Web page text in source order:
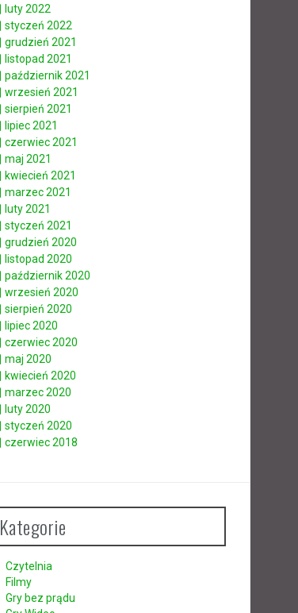
luty 2022
styczeń 2022
grudzień 2021
listopad 2021
październik 2021
wrzesień 2021
sierpień 2021
lipiec 2021
czerwiec 2021
maj 2021
kwiecień 2021
marzec 2021
luty 2021
styczeń 2021
grudzień 2020
listopad 2020
październik 2020
wrzesień 2020
sierpień 2020
lipiec 2020
czerwiec 2020
maj 2020
kwiecień 2020
marzec 2020
luty 2020
styczeń 2020
czerwiec 2018
Kategorie
Czytelnia
Filmy
Gry bez prądu